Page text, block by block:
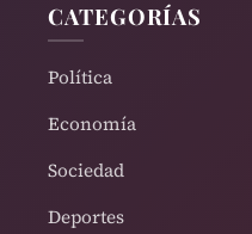
CATEGORÍAS
Política
Economía
Sociedad
Deportes